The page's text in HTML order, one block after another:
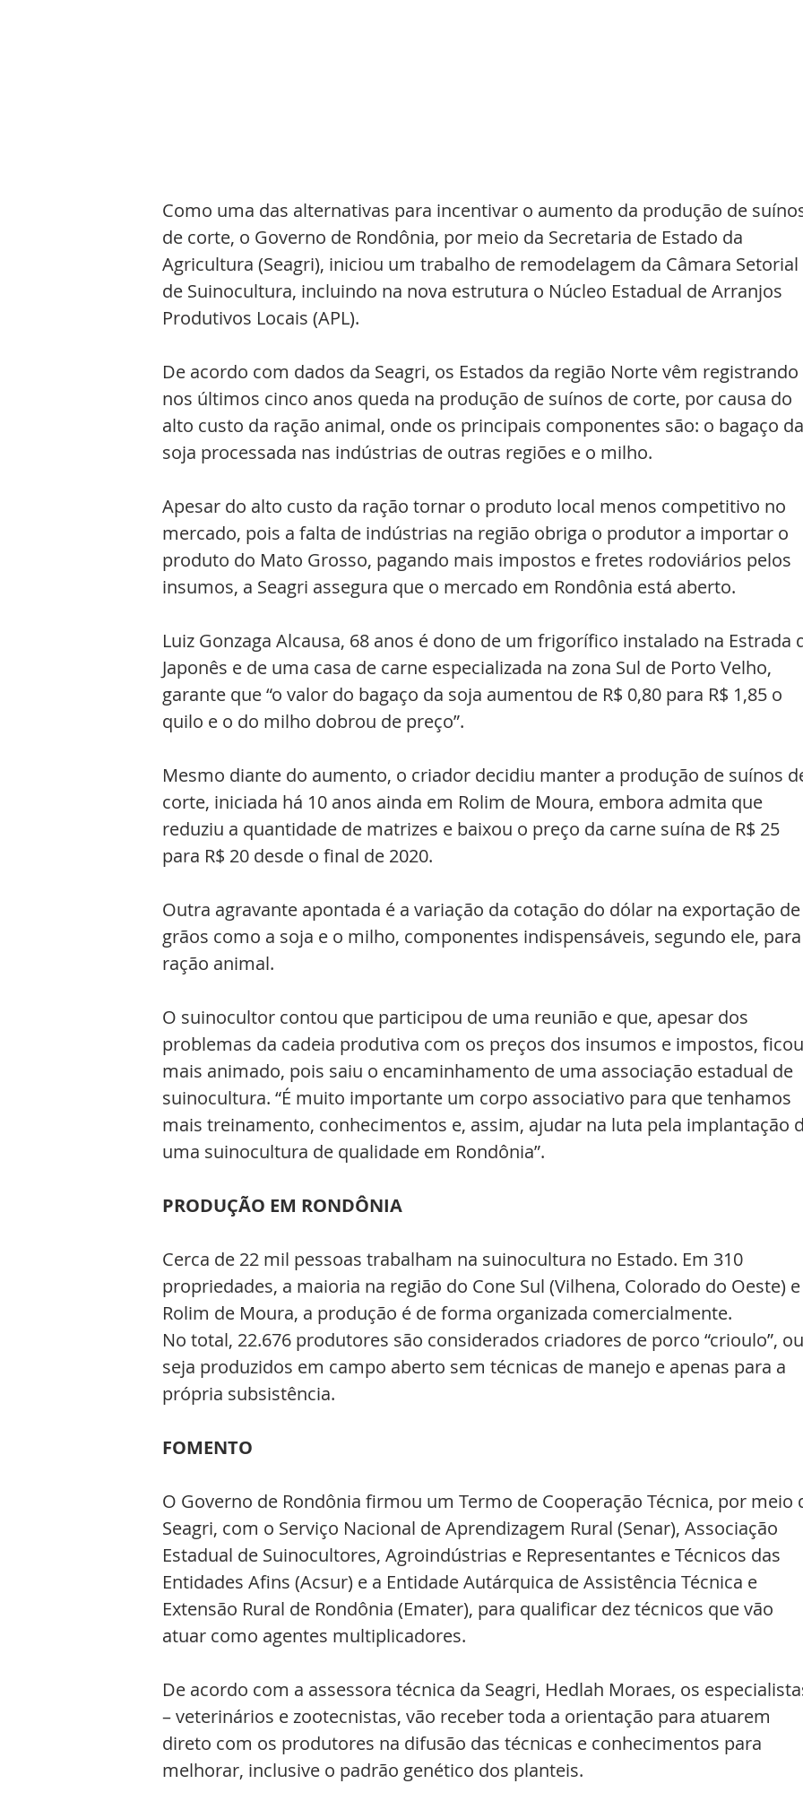
Como uma das alternativas para incentivar o aumento da produção de
de corte, o Governo de Rondônia, por meio da Secretaria de Estado da
Agricultura (Seagri), iniciou um trabalho de remodelagem da Câmara Setorial
de Suinocultura, incluindo na nova estrutura o Núcleo Estadual de Arranjos
Produtivos Locais (APL).
De acordo com dados da Seagri, os Estados da região Norte vêm registrando
nos últimos cinco anos queda na produção de suínos de corte, por causa do
alto custo da ração animal, onde os principais componentes são: o bagaço
soja processada nas indústrias de outras regiões e o milho.
Apesar do alto custo da ração tornar o produto local menos competitivo no
mercado, pois a falta de indústrias na região obriga o produtor a importar o
produto do Mato Grosso, pagando mais impostos e fretes rodoviários pelos
insumos, a Seagri assegura que o mercado em Rondônia está aberto.
Luiz Gonzaga Alcausa, 68 anos é dono de um frigorífico instalado na Estrada
Japonês e de uma casa de carne especializada na zona Sul de Porto Velho,
garante que “o valor do bagaço da soja aumentou de R$ 0,80 para R$ 1,85 o
quilo e o do milho dobrou de preço”.
Mesmo diante do aumento, o criador decidiu manter a produção de suínos
corte, iniciada há 10 anos ainda em Rolim de Moura, embora admita que
reduziu a quantidade de matrizes e baixou o preço da carne suína de R$ 25
para R$ 20 desde o final de 2020.
Outra agravante apontada é a variação da cotação do dólar na exportação
grãos como a soja e o milho, componentes indispensáveis, segundo ele,
ração animal.
O suinocultor contou que participou de uma reunião e que, apesar dos
problemas da cadeia produtiva com os preços dos insumos e impostos,
mais animado, pois saiu o encaminhamento de uma associação estadual de
suinocultura. “É muito importante um corpo associativo para que tenhamos
mais treinamento, conhecimentos e, assim, ajudar na luta pela implantação
uma suinocultura de qualidade em Rondônia”.
PRODUÇÃO EM RONDÔNIA
Cerca de 22 mil pessoas trabalham na suinocultura no Estado. Em 310
propriedades, a maioria na região do Cone Sul (Vilhena, Colorado do Oeste)
Rolim de Moura, a produção é de forma organizada comercialmente.
No total, 22.676 produtores são considerados criadores de porco “crioulo”,
seja produzidos em campo aberto sem técnicas de manejo e apenas para a
própria subsistência.
FOMENTO
O Governo de Rondônia firmou um Termo de Cooperação Técnica, por meio
Seagri, com o Serviço Nacional de Aprendizagem Rural (Senar), Associação
Estadual de Suinocultores, Agroindústrias e Representantes e Técnicos das
Entidades Afins (Acsur) e a Entidade Autárquica de Assistência Técnica e
Extensão Rural de Rondônia (Emater), para qualificar dez técnicos que vão
atuar como agentes multiplicadores.
De acordo com a assessora técnica da Seagri, Hedlah Moraes, os
– veterinários e zootecnistas, vão receber toda a orientação para atuarem
direto com os produtores na difusão das técnicas e conhecimentos para
melhorar, inclusive o padrão genético dos planteis.